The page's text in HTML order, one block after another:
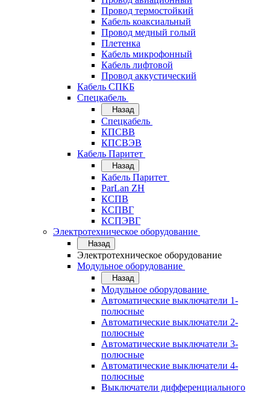
Провод термостойкий
Кабель коаксиальный
Провод медный голый
Плетенка
Кабель микрофонный
Кабель лифтовой
Провод аккустический
Кабель СПКБ
Спецкабель
Назад
Спецкабель
КПСВВ
КПСВЭВ
Кабель Паритет
Назад
Кабель Паритет
ParLan ZH
КСПВ
КСПВГ
КСПЭВГ
Электротехническое оборудование
Назад
Электротехническое оборудование
Модульное оборудование
Назад
Модульное оборудование
Автоматические выключатели 1-
полюсные
Автоматические выключатели 2-
полюсные
Автоматические выключатели 3-
полюсные
Автоматические выключатели 4-
полюсные
Выключатели дифференциального